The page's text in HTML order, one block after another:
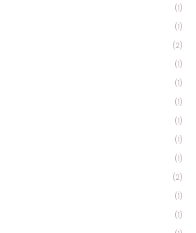
(1)
(1)
(2)
(1)
(1)
(1)
(1)
(1)
(1)
(2)
(1)
(1)